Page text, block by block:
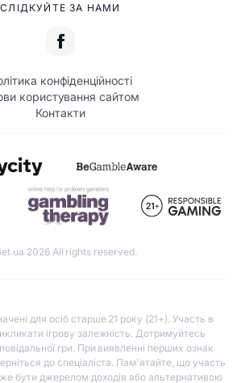
СЛІДКУЙТЕ ЗА НАМИ
конфіденційності
користування сайтом
Контакти
2026 All rights reserved.
для осіб старше 21 року (21+). Участь в
ігрову залежність. Дотримуйтесь
гри. При виявленні перших ознак
до спеціаліста. Пам'ятайте, що участь
бути джерелом доходів або альтернативою